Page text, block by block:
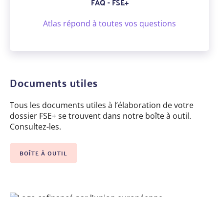
Atlas répond à toutes vos questions
Documents utiles
Tous les documents utiles à l’élaboration de votre
dossier FSE+ se trouvent dans notre boîte à outil.
Consultez-les.
BOÎTE À OUTIL